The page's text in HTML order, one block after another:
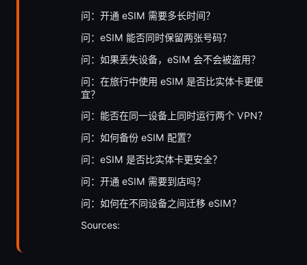
问：开通 eSIM 需要多长时间？
问：eSIM 能否同时保留两张号码？
问：如果丢失设备，eSIM 会不会被盗用？
问：在旅行中使用 eSIM 是否比实体卡更便
宜？
问：能否在同一设备上同时运行两个 VPN？
问：如何备份 eSIM 配置？
问：eSIM 是否比实体卡更安全？
问：开通 eSIM 需要到店吗？
问：如何在不同设备之间迁移 eSIM？
Sources: